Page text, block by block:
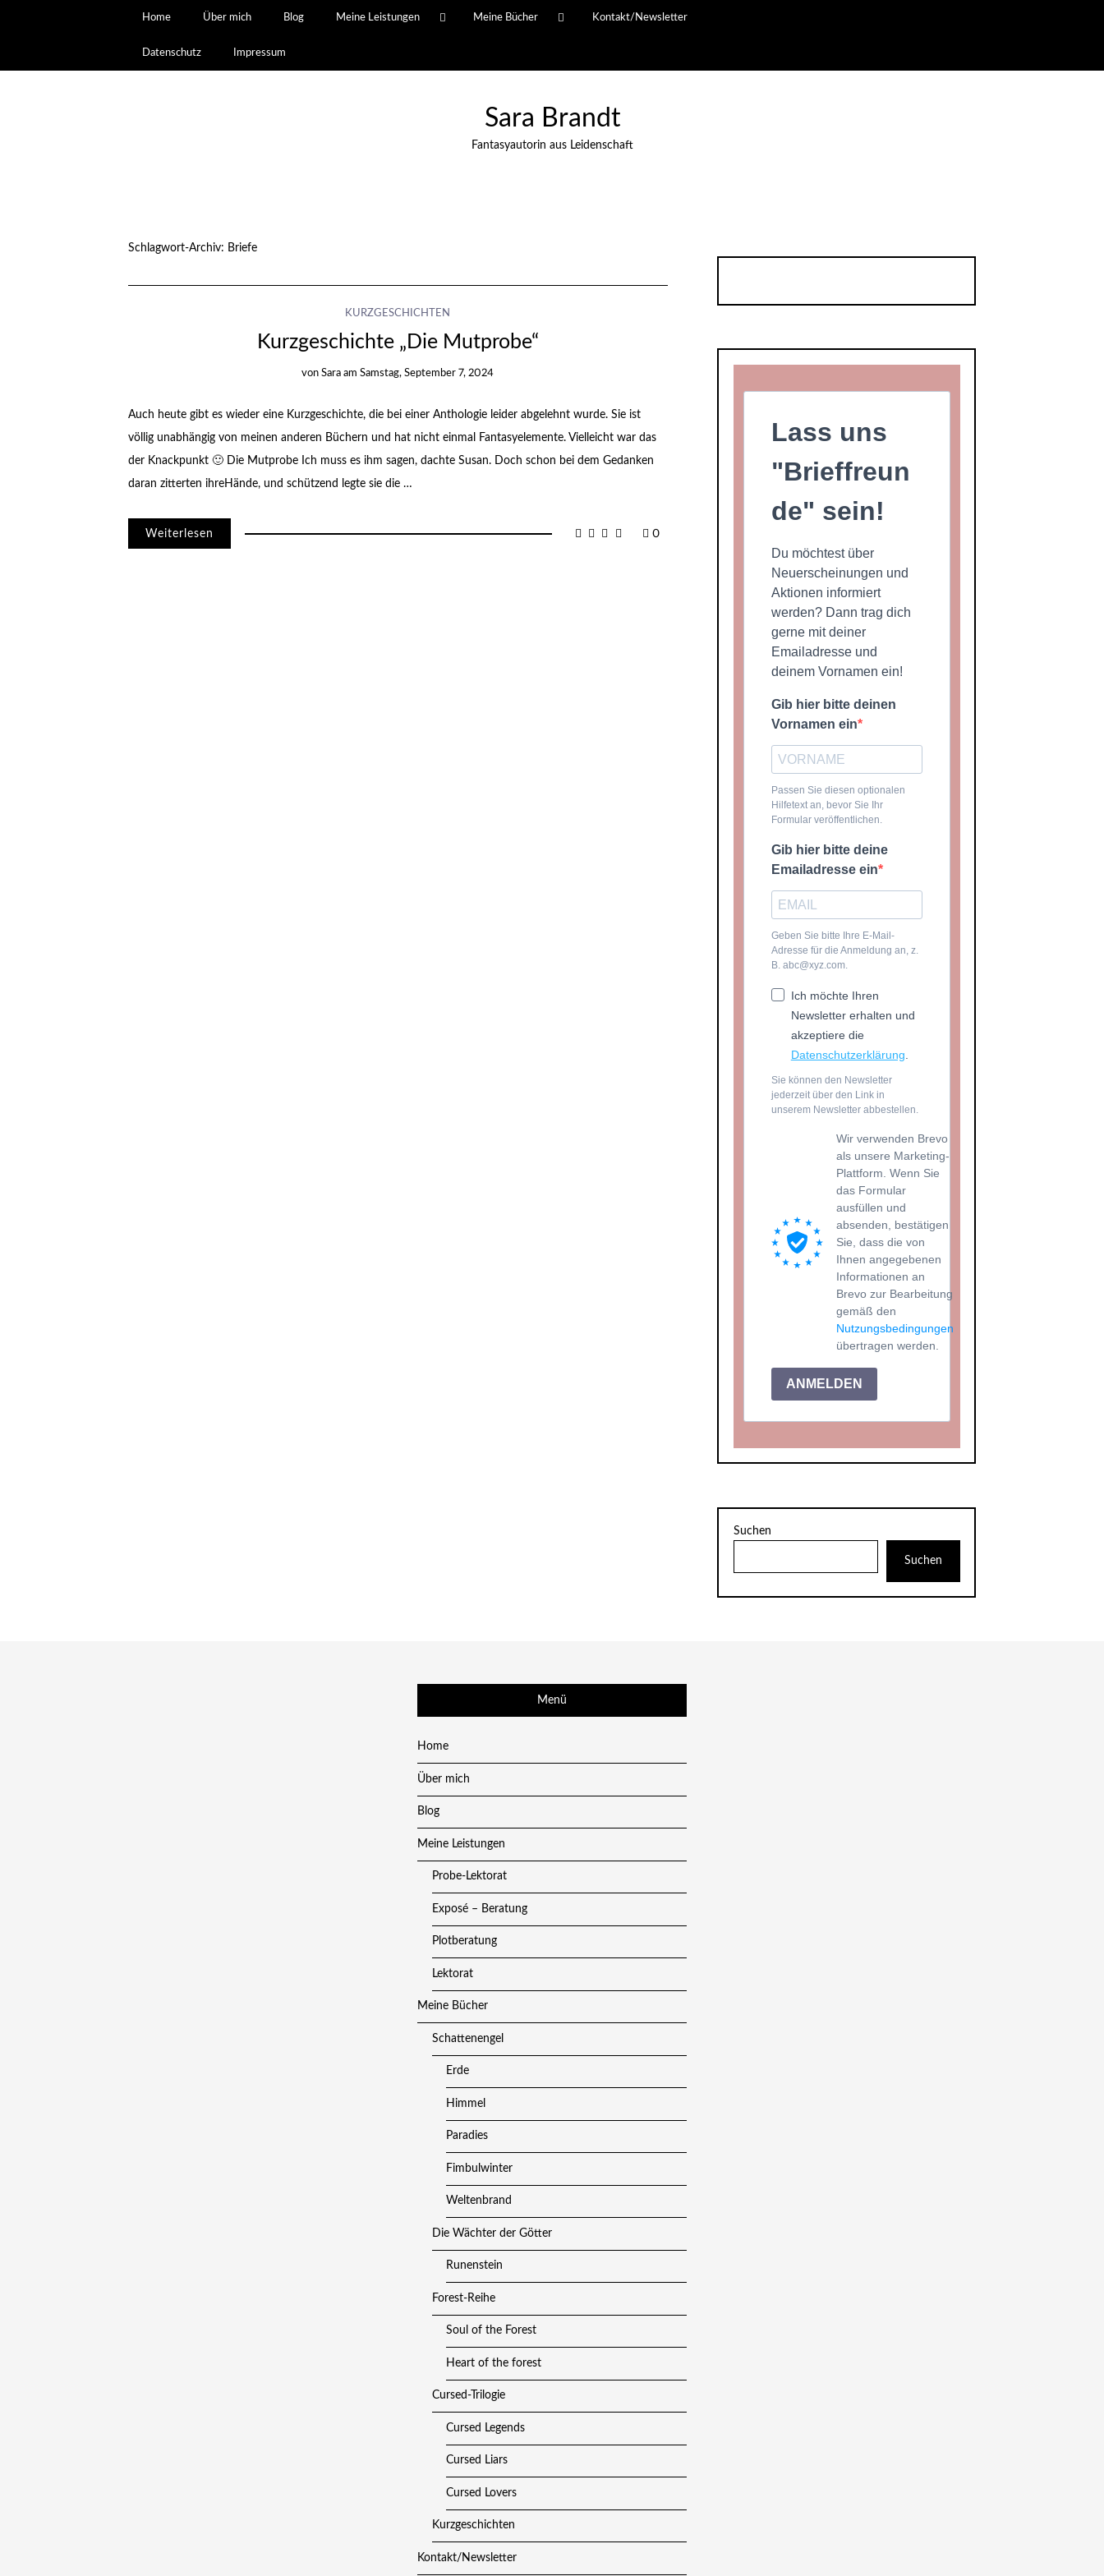
Home Über mich Blog Meine Leistungen Meine Bücher Kontakt/Newsletter
Datenschutz Impressum
Sara Brandt
Fantasyautorin aus Leidenschaft
Schlagwort-Archiv: Briefe
KURZGESCHICHTEN
Kurzgeschichte „Die Mutprobe“
vonSara amSamstag, September 7, 2024
Auch heute gibt es wieder eine Kurzgeschichte, die bei einer Anthologie leider abgelehnt wurde. Sie ist
völlig unabhängig von meinen anderen Büchern und hat nicht einmal Fantasyelemente. Vielleicht war das
der Knackpunkt 🙂 Die Mutprobe Ich muss es ihm sagen, dachte Susan. Doch schon bei dem Gedanken
daran zitterten ihreHände, und schützend legte sie die …
Weiterlesen 0
Lass uns
"Brieffreun
de" sein!
Du möchtest über
Neuerscheinungen und
Aktionen informiert
werden? Dann trag dich
gerne mit deiner
Emailadresse und
deinem Vornamen ein!
Gib hier bitte deinen
Vornamen ein
Passen Sie diesen optionalen
Hilfetext an, bevor Sie Ihr
Formular veröffentlichen.
Gib hier bitte deine
Emailadresse ein
Geben Sie bitte Ihre E-Mail-
Adresse für die Anmeldung an, z.
B. abc@xyz.com.
Ich möchte Ihren
Newsletter erhalten und
akzeptiere die
Datenschutzerklärung
Sie können den Newsletter
jederzeit über den Link in
unserem Newsletter abbestellen.
Wir verwenden Brevo
als unsere Marketing-
Plattform. Wenn Sie
das Formular
ausfüllen und
absenden, bestätigen
Sie, dass die von
Ihnen angegebenen
Informationen an
Brevo zur Bearbeitung
gemäß den
Nutzungsbedingungen
übertragen werden.
ANMELDEN
Suchen
Suchen
Menü
Home
Über mich
Blog
Meine Leistungen
Probe-Lektorat
Exposé – Beratung
Plotberatung
Lektorat
Meine Bücher
Schattenengel
Erde
Himmel
Paradies
Fimbulwinter
Weltenbrand
Die Wächter der Götter
Runenstein
Forest-Reihe
Soul of the Forest
Heart of the forest
Cursed-Trilogie
Cursed Legends
Cursed Liars
Cursed Lovers
Kurzgeschichten
Kontakt/Newsletter